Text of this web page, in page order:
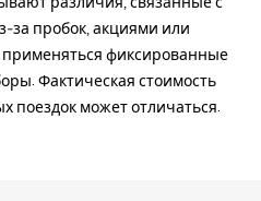
за пробок, акциями или
фиксированные
Фактическая стоимость
поездок может отличаться.